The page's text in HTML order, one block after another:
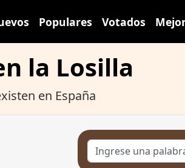
Populares Votados
la Losilla
en España